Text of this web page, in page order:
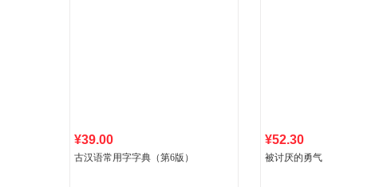
¥39.00
古汉语常用字字典（第6版）
¥52.30
被讨厌的勇气